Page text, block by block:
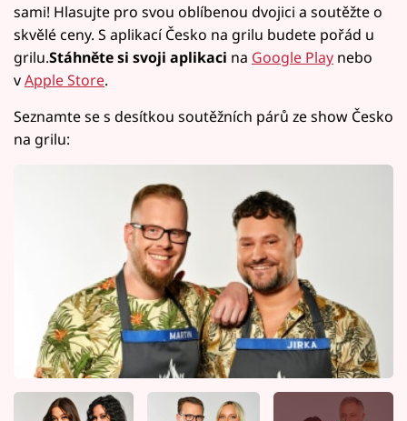
sami! Hlasujte pro svou oblíbenou dvojici a soutěžte o
skvělé ceny. S aplikací Česko na grilu budete pořád u
grilu.Stáhněte si svoji aplikaci na Google Play nebo
vApple Store.
Seznamte se s desítkou soutěžních párů ze show Česko
na grilu: